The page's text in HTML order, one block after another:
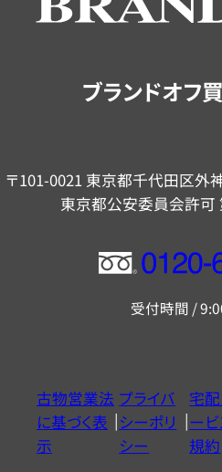
ブランドオフ
〒101-0021 東京都千代田区外
東京都公安委員会許可
フ
ー
ヤ
ル
受付時間 /
古物営業法
に基づく表
示
プライバ
シーポリ
シー
宅
ー
規約